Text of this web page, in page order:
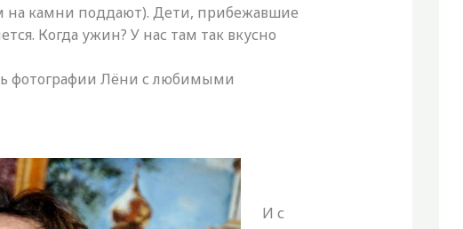
на камни поддают). Дети, прибежавшие
Когда ужин? У нас там так вкусно
фотографии Лёни с любимыми
И с